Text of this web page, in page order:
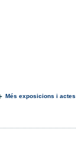
Més exposicions i actes